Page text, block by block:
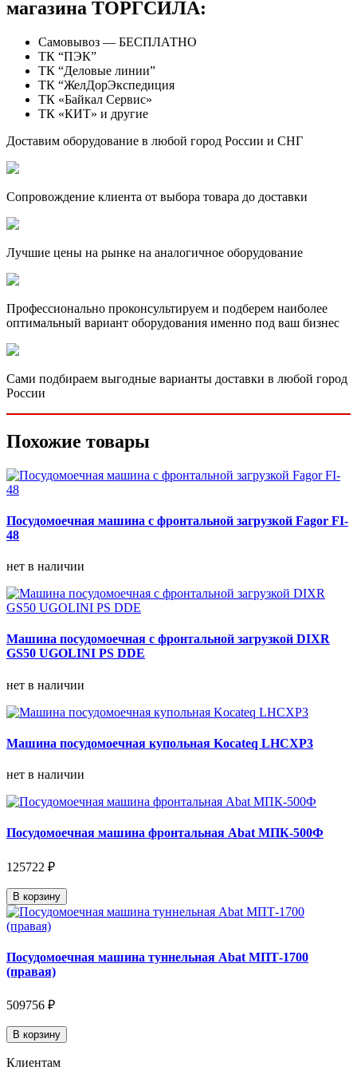
магазина ТОРГСИЛА:
Самовывоз — БЕСПЛАТНО
ТК “ПЭК”
ТК “Деловые линии”
ТК “ЖелДорЭкспедиция
ТК «Байкал Сервис»
ТК «КИТ» и другие
Доставим оборудование в любой город России и СНГ
Сопровождение клиента от выбора товара до доставки
Лучшие цены на рынке на аналогичное оборудование
Профессионально проконсультируем и подберем наиболее
оптимальный вариант оборудования именно под ваш бизнес
Сами подбираем выгодные варианты доставки в любой город
России
Похожие товары
Посудомоечная машина с фронтальной загрузкой Fagor FI-
48
нет в наличии
Машина посудомоечная с фронтальной загрузкой DIXR
GS50 UGOLINI PS DDE
нет в наличии
Машина посудомоечная купольная Kocateq LHCXP3
нет в наличии
Посудомоечная машина фронтальная Abat МПК-500Ф
125722 ₽
В корзину
Посудомоечная машина туннельная Abat МПТ-1700
(правая)
509756 ₽
В корзину
Клиентам